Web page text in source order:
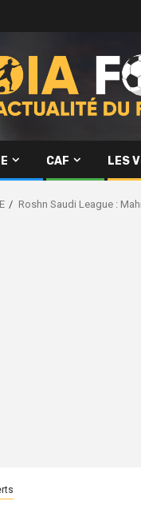
CAF LES
Roshn Saudi League :